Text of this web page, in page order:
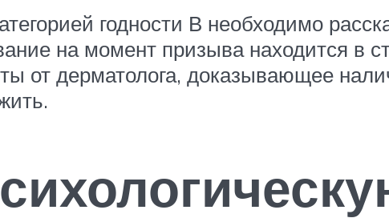
годности В необходимо
на момент призыва находится в
от дерматолога, доказывающее